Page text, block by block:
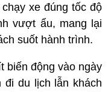
xe đúng tốc độ
vượt ẩu, mang lại
suốt hành trình.
biến động vào ngày
du lịch lẫn khách